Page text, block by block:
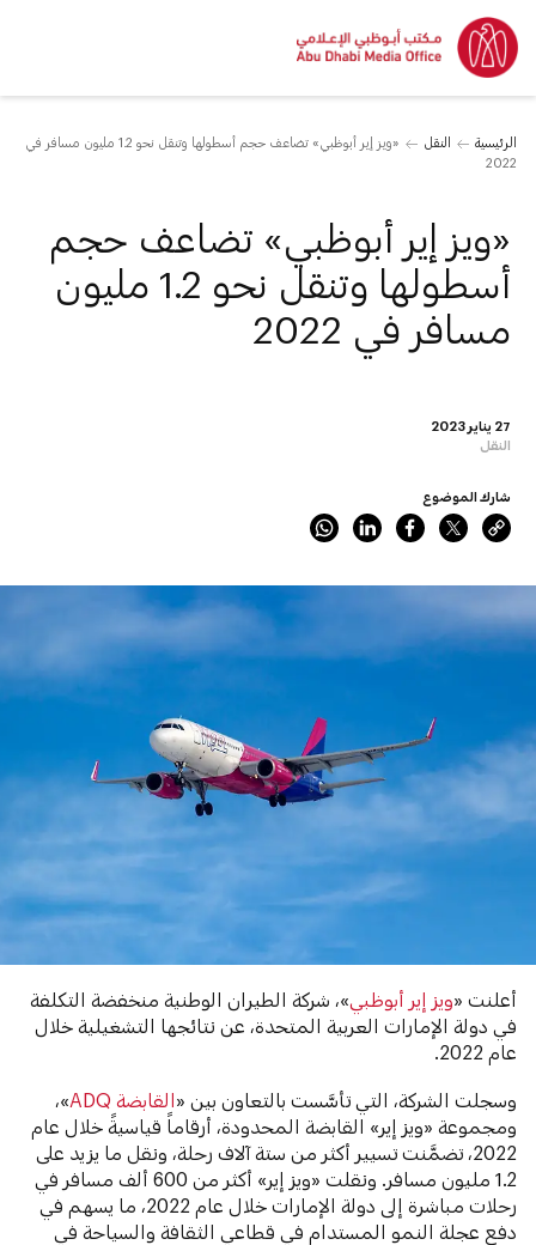
الرئيسية النقل
«ويز إير أبوظبي» تضاعف حجم أسطولها وتنقل نحو 1.2 مليون مسافر في
2022
27 يناير 2023
النقل
«ويز إير أبوظبي» تضاعف حجم
أسطولها وتنقل نحو 1.2 مليون
مسافر في 2022
شارك الموضوع
أعلنت «ويز إير أبوظبي »، شركة الطيران الوطنية منخفضة التكلفة
في دولة الإمارات العربية المتحدة، عن نتائجها التشغيلية خلال
عام 2022.
وسجلت الشركة، التي تأسَّست بالتعاون بين «القابضة ADQ
»،
ومجموعة «ويز إير» القابضة المحدودة، أرقاماً قياسيةً خلال عام
2022، تضمَّنت تسيير أكثر من ستة آلاف رحلة، ونقل ما يزيد على
1.2 مليون مسافر. ونقلت «ويز إير» أكثر من 600 ألف مسافر في
رحلات مباشرة إلى دولة الإمارات خلال عام 2022، ما يسهم في
دفع عجلة النمو المستدام في قطاعي الثقافة والسياحة في